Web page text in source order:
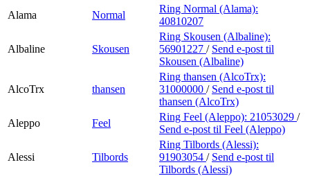
Alama
Normal
Ring Normal (Alama):
40810207
Albaline Skousen
Ring Skousen (Albaline):
56901227 / Send e-post til
Skousen (Albaline)
AlcoTrx thansen
Ring thansen (AlcoTrx):
31000000 / Send e-post til
thansen (AlcoTrx)
Aleppo
Feel
Ring Feel (Aleppo): 21053029 /
Send e-post til Feel (Aleppo)
Alessi Tilbords
Ring Tilbords (Alessi):
91903054 / Send e-post til
Tilbords (Alessi)